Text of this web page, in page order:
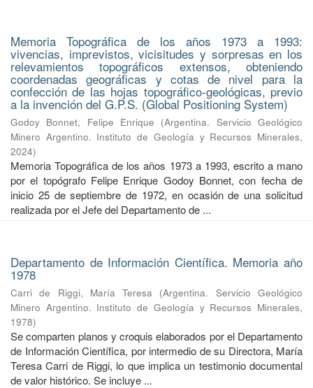
Memoria Topográfica de los años 1973 a 1993:
vivencias, imprevistos, vicisitudes y sorpresas en los
relevamientos topográficos extensos, obteniendo
coordenadas geográficas y cotas de nivel para la
confección de las hojas topográfico-geológicas, previo
a la invención del G.P.S. (Global Positioning System)
Godoy Bonnet, Felipe Enrique (Argentina. Servicio Geológico
Minero Argentino. Instituto de Geología y Recursos Minerales,
2024)
Memoria Topográfica de los años 1973 a 1993, escrito a mano
por el topógrafo Felipe Enrique Godoy Bonnet, con fecha de
inicio 25 de septiembre de 1972, en ocasión de una solicitud
realizada por el Jefe del Departamento de ...
Departamento de Información Científica. Memoria año
1978
Carri de Riggi, María Teresa (Argentina. Servicio Geológico
Minero Argentino. Instituto de Geología y Recursos Minerales,
1978)
Se comparten planos y croquis elaborados por el Departamento
de Información Científica, por intermedio de su Directora, María
Teresa Carri de Riggi, lo que implica un testimonio documental
de valor histórico. Se incluye ...